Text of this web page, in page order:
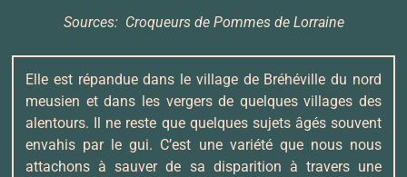
Sources: Croqueurs de Pommes de Lorraine
Elle est répandue dans le village de Bréhéville du nord
meusien et dans les vergers de quelques villages des
alentours. Il ne reste que quelques sujets âgés souvent
envahis par le gui. C’est une variété que nous nous
attachons à sauver de sa disparition à travers une